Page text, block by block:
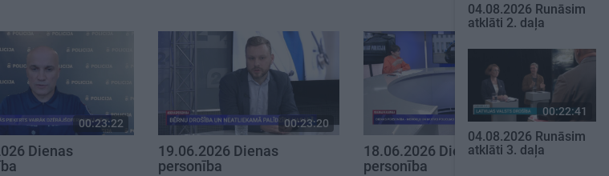
00:23:22
Dienas
00:23:20
19.06.2026 Dienas
personība
00:23:08
18.06.2026 Dienas
personība
04.08.2026 Runāsim
atklāti 2. daļa
00:22:41
04.08.2026 Runāsim
atklāti 3. daļa